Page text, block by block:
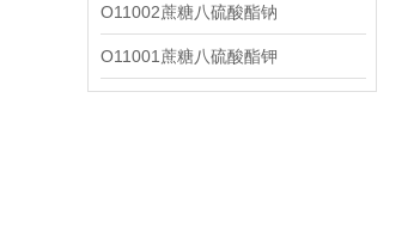
O11002蔗糖八硫酸酯钠
O11001蔗糖八硫酸酯钾